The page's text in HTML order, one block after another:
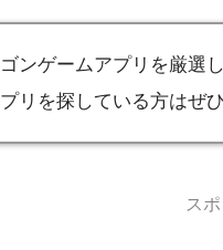
ンゲームアプリを厳選
リを探している方はぜ
ス